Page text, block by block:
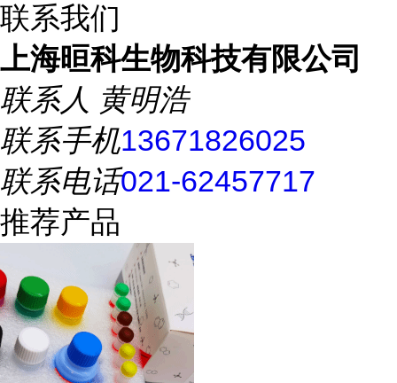
联系我们
上海晅科生物科技有限公司
联系人 黄明浩
联系手机13671826025
联系电话021-62457717
推荐产品